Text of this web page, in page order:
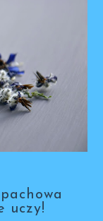
uczy!